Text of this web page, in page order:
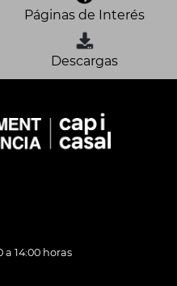
Páginas de Interés
Descargas
a 14:00 horas